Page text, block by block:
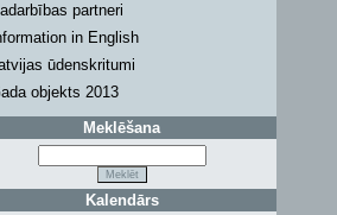
partneri
in English
ūdenskritumi
objekts 2013
Meklēšana
Kalendārs